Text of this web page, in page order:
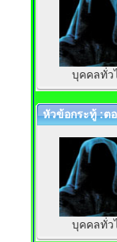
บุคคลทั่ว
หัวข้อกระทู้ :ตอ
บุคคลทั่ว